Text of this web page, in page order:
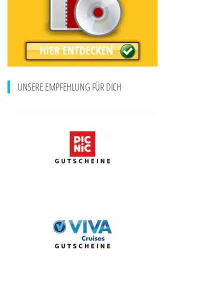
UNSERE EMPFEHLUNG FÜR DICH